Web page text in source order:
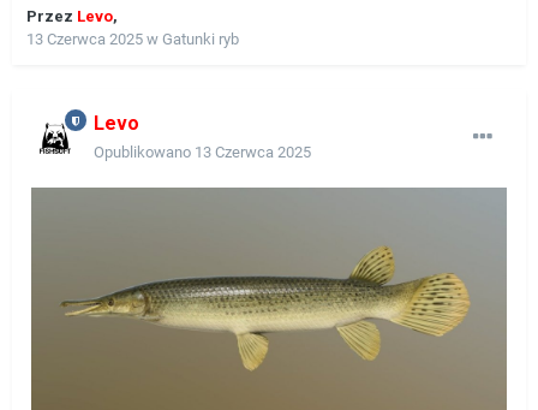
Przez Levo,
13 Czerwca 2025 w Gatunki ryb
Levo
Opublikowano 13 Czerwca 2025